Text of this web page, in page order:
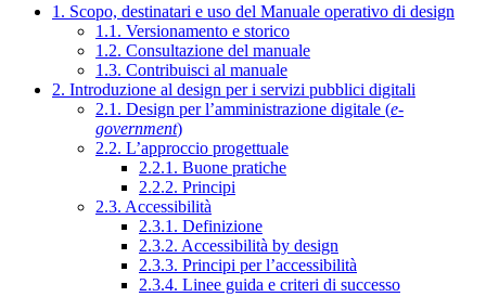
1. Scopo, destinatari e uso del Manuale operativo di design
1.1. Versionamento e storico
1.2. Consultazione del manuale
1.3. Contribuisci al manuale
2. Introduzione al design per i servizi pubblici digitali
2.1. Design per l’amministrazione digitale (e-
government)
2.2. L’approccio progettuale
2.2.1. Buone pratiche
2.2.2. Principi
2.3. Accessibilità
2.3.1. Definizione
2.3.2. Accessibilità by design
2.3.3. Principi per l’accessibilità
2.3.4. Linee guida e criteri di successo